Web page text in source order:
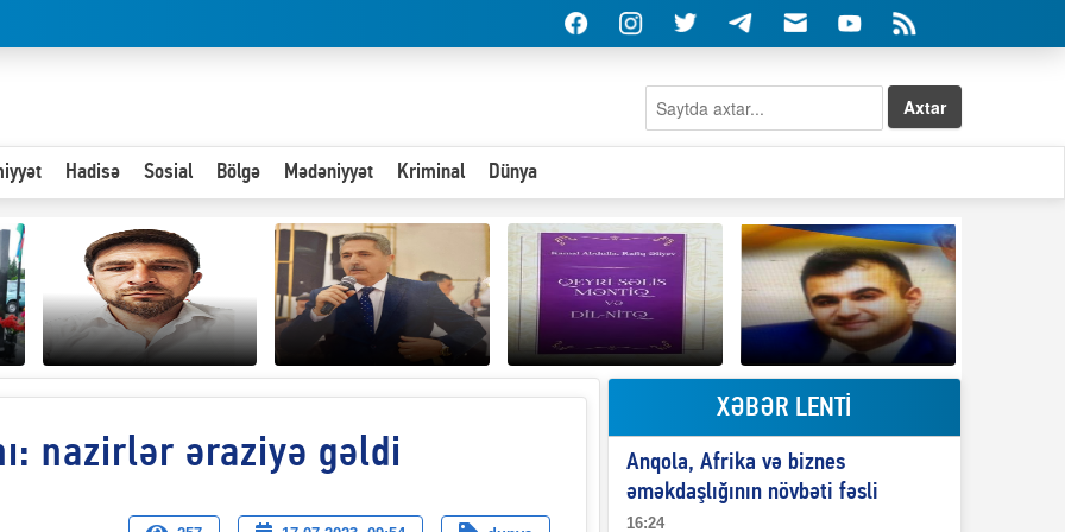
Axtar
Hadisə Sosial Bölgə Mədəniyyət Kriminal Dünya
Paytaxta giriş vizası —
"Xoş gəldin, cibində
Hər an ən çətin savaşa
hazır olmalıyıq-
ZƏLİMXAN
“Qeyri-səlis məntiq və
dil-nitq” elmimizə
Elşad Abdullayevin
erməniləri
maliyyələşdirən oğlu
niyə Azərbaycana
ekstradisiya olunmur?
nazirlər əraziyə gəldi
XƏBƏR LENTİ
Anqola, Afrika və biznes
əməkdaşlığının növbəti fəsli
16:24